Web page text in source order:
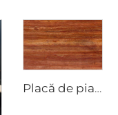
Placă de piatră travertin Roșu, natural, poros